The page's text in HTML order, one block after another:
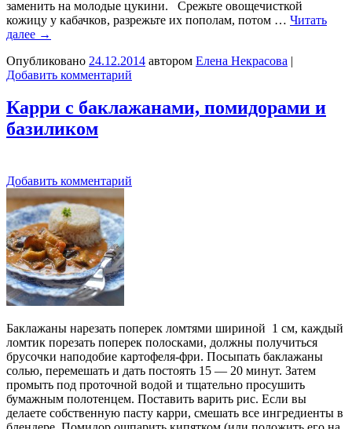
заменить на молодые цукини. Срежьте овощечисткой
кожицу у кабачков, разрежьте их пополам, потом … Читать
далее →
Опубликовано 24.12.2014 автором Елена Некрасова |
Добавить комментарий
Карри с баклажанами, помидорами и
базиликом
Добавить комментарий
Баклажаны нарезать поперек ломтями шириной 1 см, каждый
ломтик порезать поперек полосками, должны получиться
брусочки наподобие картофеля-фри. Посыпать баклажаны
солью, перемешать и дать постоять 15 — 20 минут. Затем
промыть под проточной водой и тщательно просушить
бумажным полотенцем. Поставить варить рис. Если вы
делаете собственную пасту карри, смешать все ингредиенты в